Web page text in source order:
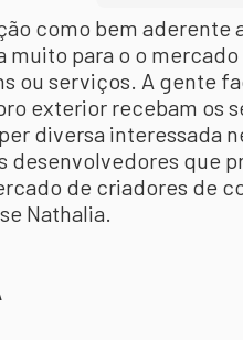
como bem aderente
muito para o o
ou serviços. A gente
exterior recebam os
diversa interessada
desenvolvedores que
de criadores de
Nathalia.